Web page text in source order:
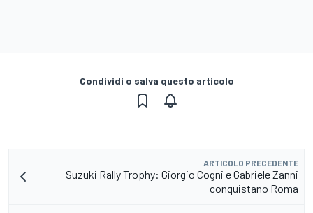
Condividi o salva questo articolo
ARTICOLO PRECEDENTE
Suzuki Rally Trophy: Giorgio Cogni e Gabriele Zanni
conquistano Roma